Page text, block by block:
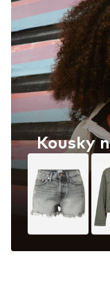
Kousky